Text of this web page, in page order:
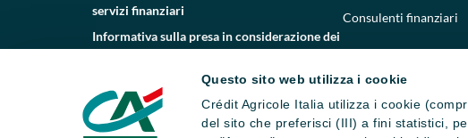
Questo sito web utilizza i cookie
Crédit Agricole Italia utilizza i cookie
del sito che preferisci (III) a fini statistici,
servizi finanziari
Informativa sulla presa in considerazione dei
Whistleblowing
Consulenti finanziari